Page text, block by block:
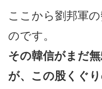
ここから劉邦軍
のです。
その韓信がまだ
が、この股くぐ